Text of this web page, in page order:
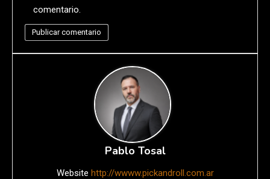
comentario.
Pablo Tosal
Website http://wwww.pickandroll.com.ar